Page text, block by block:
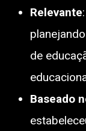
Relevante
de
Baseado